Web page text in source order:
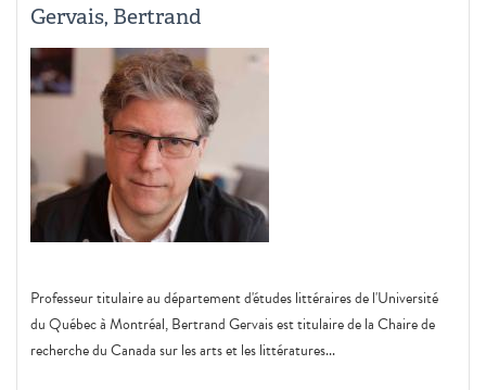
Gervais, Bertrand
Professeur titulaire au département d'études littéraires de l'Université
du Québec à Montréal, Bertrand Gervais est titulaire de la Chaire de
recherche du Canada sur les arts et les littératures...